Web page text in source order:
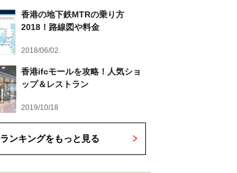
香港の地下鉄MTRの乗り方
2018！路線図や料金
2018/06/02
香港ifcモールを攻略！人気ショ
ップ＆レストラン
2019/10/18
ランキングをもっと見る